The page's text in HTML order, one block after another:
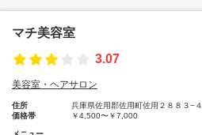
マチ美容室
3.07
美容室・ヘアサロン
住所
兵庫県佐用郡佐用町佐用２８８３−４
価格帯
￥4,500〜￥7,000